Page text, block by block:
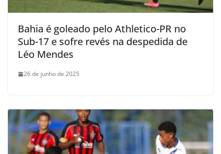
Bahia é goleado pelo Athletico-PR no
Sub-17 e sofre revés na despedida de
Léo Mendes
26 de junho de 2025